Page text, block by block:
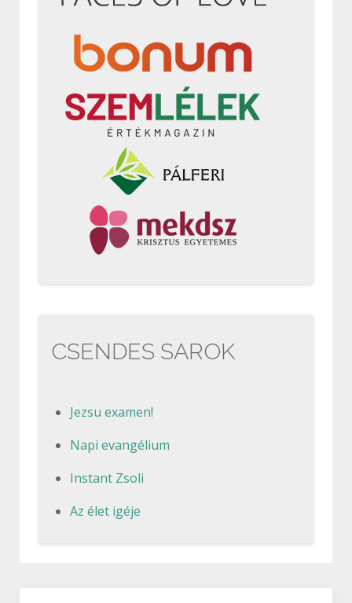
CSENDES SAROK
Jezsu examen!
Napi evangélium
Instant Zsoli
Az élet igéje